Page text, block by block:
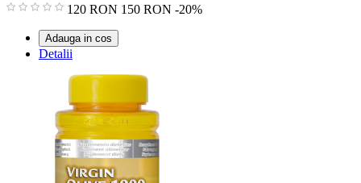
120 RON Pret
150 RON -20%Pret
Adauga in cos
Detalii